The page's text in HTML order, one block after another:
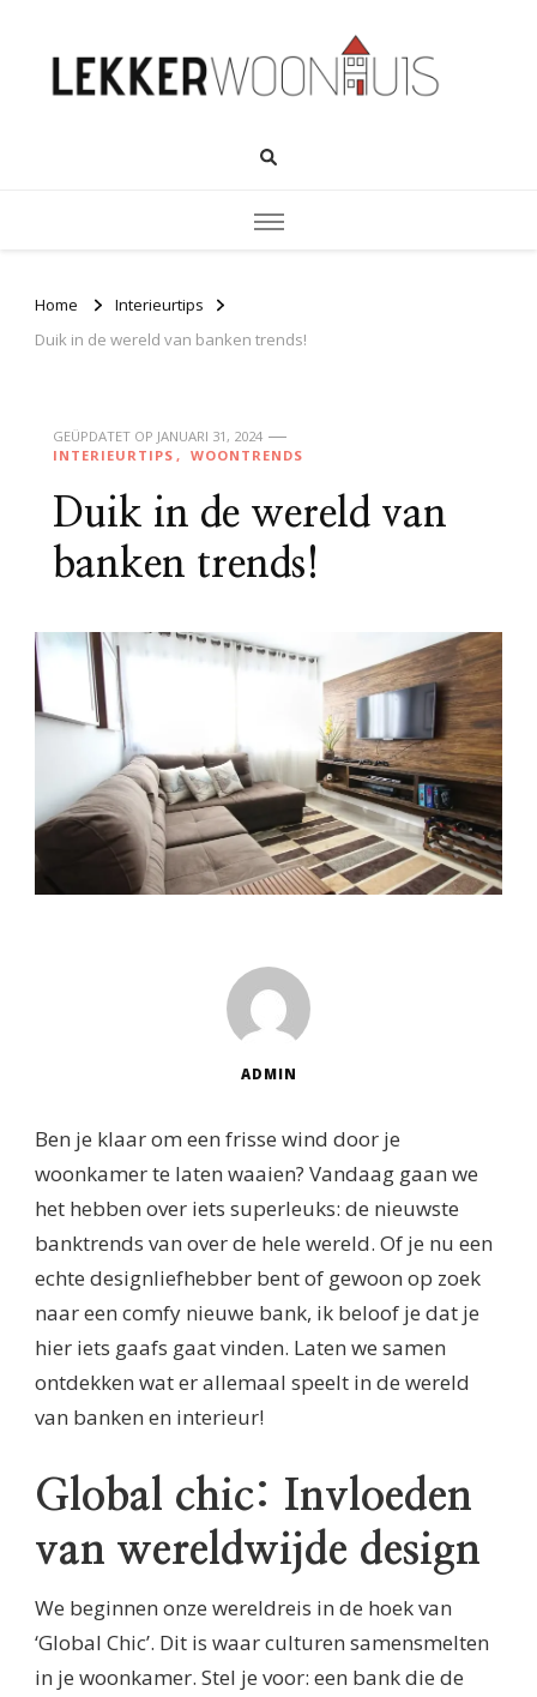
Home
Interieurtips
Duik in de wereld van banken trends!
GEÜPDATET OP JANUARI 31, 2024
INTERIEURTIPS
WOONTRENDS
Duik in de wereld van
banken trends!
ADMIN
Ben je klaar om een frisse wind door je
woonkamer te laten waaien? Vandaag gaan we
het hebben over iets superleuks: de nieuwste
banktrends van over de hele wereld. Of je nu een
echte designliefhebber bent of gewoon op zoek
naar een comfy nieuwe bank, ik beloof je dat je
hier iets gaafs gaat vinden. Laten we samen
ontdekken wat er allemaal speelt in de wereld
van banken en interieur!
Global chic: Invloeden
van wereldwijde design
We beginnen onze wereldreis in de hoek van
‘Global Chic’. Dit is waar culturen samensmelten
in je woonkamer. Stel je voor: een bank die de